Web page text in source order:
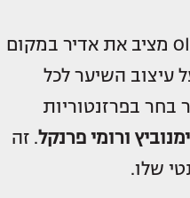
החוזה החדש עם Oliere Paris מציב את אדיר במקום
עיצוב השיער לכל
בחר בפרזנטוריות
ורומי פרנקל. זה
שלו.